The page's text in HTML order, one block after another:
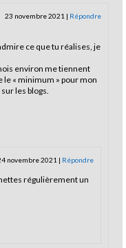
23 novembre 2021 | Répondre
ce que tu réalises, je
environ me tiennent
le « minimum » pour mon
les blogs.
novembre 2021 | Répondre
régulièrement un